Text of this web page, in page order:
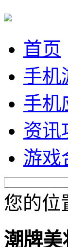
首页
手机
手机
资讯
游戏
您的位
潮牌美